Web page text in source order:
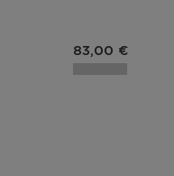
83,00 €